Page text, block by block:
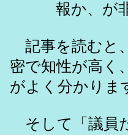
報か、が非
記事を読むと
密で知性が高く
がよく分かりま
そして「議員